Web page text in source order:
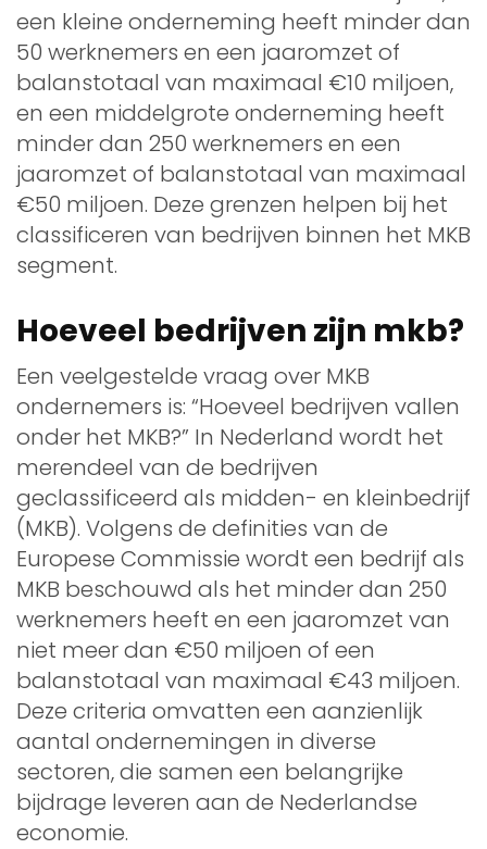
een kleine onderneming heeft minder dan
50 werknemers en een jaaromzet of
balanstotaal van maximaal €10 miljoen,
en een middelgrote onderneming heeft
minder dan 250 werknemers en een
jaaromzet of balanstotaal van maximaal
€50 miljoen. Deze grenzen helpen bij het
classificeren van bedrijven binnen het MKB
segment.
Hoeveel bedrijven zijn mkb?
Een veelgestelde vraag over MKB
ondernemers is: “Hoeveel bedrijven vallen
onder het MKB?” In Nederland wordt het
merendeel van de bedrijven
geclassificeerd als midden- en kleinbedrijf
(MKB). Volgens de definities van de
Europese Commissie wordt een bedrijf als
MKB beschouwd als het minder dan 250
werknemers heeft en een jaaromzet van
niet meer dan €50 miljoen of een
balanstotaal van maximaal €43 miljoen.
Deze criteria omvatten een aanzienlijk
aantal ondernemingen in diverse
sectoren, die samen een belangrijke
bijdrage leveren aan de Nederlandse
economie.